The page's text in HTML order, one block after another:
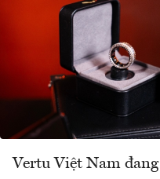
Vertu Việt Nam